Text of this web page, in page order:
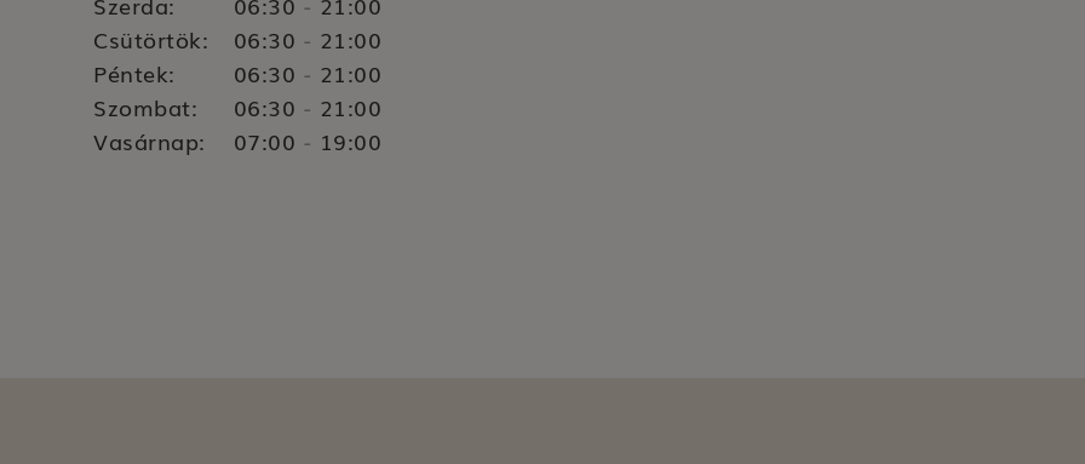
-
Csütörtök:
06:30 - 21:00
Péntek:
06:30 - 21:00
Szombat:
06:30 - 21:00
Vasárnap:
07:00 - 19:00